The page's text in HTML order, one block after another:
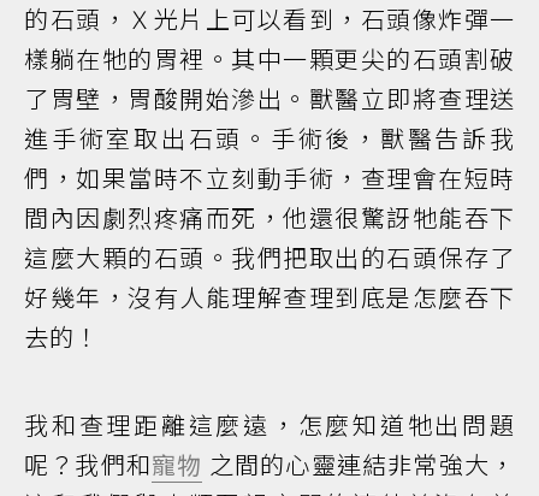
的石頭，Ｘ光片上可以看到，石頭像炸彈一
樣躺在牠的胃裡。其中一顆更尖的石頭割破
了胃壁，胃酸開始滲出。獸醫立即將查理送
進手術室取出石頭。手術後，獸醫告訴我
們，如果當時不立刻動手術，查理會在短時
間內因劇烈疼痛而死，他還很驚訝牠能吞下
這麼大顆的石頭。我們把取出的石頭保存了
好幾年，沒有人能理解查理到底是怎麼吞下
去的！
我和查理距離這麼遠，怎麼知道牠出問題
呢？我們和寵物 之間的心靈連結非常強大，